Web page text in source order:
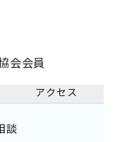
会会員
アクセス
談